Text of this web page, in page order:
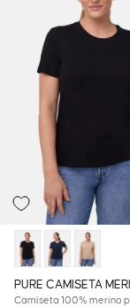
PURE CAMISETA
Camiseta 100% merino